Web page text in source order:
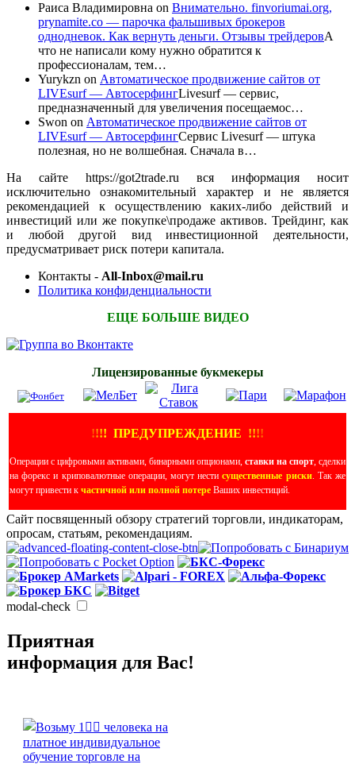
Раиса Владимировна on Внимательно. finvoriumai.org,
prynamite.co — парочка фальшивых брокеров
однодневок. Как вернуть деньги. Отзывы трейдеровА
что не написали кому нужно обратится к
профессионалам, тем…
Yurykzn on Автоматическое продвижение сайтов от
LIVEsurf — АвтосерфингLivesurf — сервис,
предназначенный для увеличения посещаемос…
Swon on Автоматическое продвижение сайтов от
LIVEsurf — АвтосерфингСервис Livesurf — штука
полезная, но не волшебная. Сначала в…
На сайте https://got2trade.ru вся информация носит
исключительно ознакомительный характер и не является
рекомендацией к осуществлению каких-либо действий и
инвестиций или же покупке\продаже активов. Трейдинг, как
и любой другой вид инвестиционной деятельности,
предусматривает риск потери капитала.
Контакты - All-Inbox@mail.ru
Политика конфиденциальности
ЕЩЕ БОЛЬШЕ ВИДЕО
Лицензированные букмекеры
!!!! ПРЕДУПРЕЖДЕНИЕ !!!!
Операции с цифровыми активами, бинарными опционами, ставки на спорт, сделки
на форекс и криповалютные операции, могут нестисущественные риски. Так же
могут привести к частичной или полной потере Ваших инвестиций.
Сайт посвященный обзору стратегий торговли, индикаторам,
опросам, статьям, рекомендациям.
modal-check
Приятная
информация для Вас!